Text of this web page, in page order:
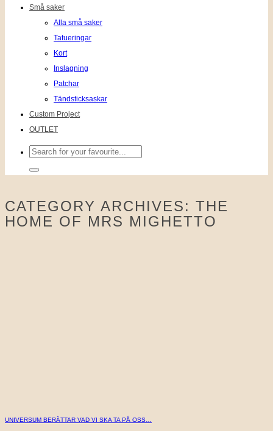
Små saker
Alla små saker
Tatueringar
Kort
Inslagning
Patchar
Tändsticksaskar
Custom Project
OUTLET
Sök
efter:
CATEGORY ARCHIVES: THE
HOME OF MRS MIGHETTO
UNIVERSUM BERÄTTAR VAD VI SKA TA PÅ OSS…